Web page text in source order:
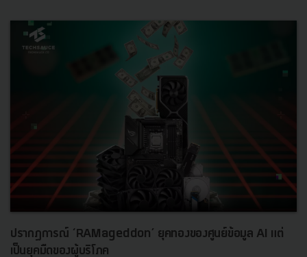
ปรากฏการณ์ ‘RAMageddon’ ยุคทองของศูนย์ข้อมูล AI แต่
เป็นยุคมืดของผู้บริโภค